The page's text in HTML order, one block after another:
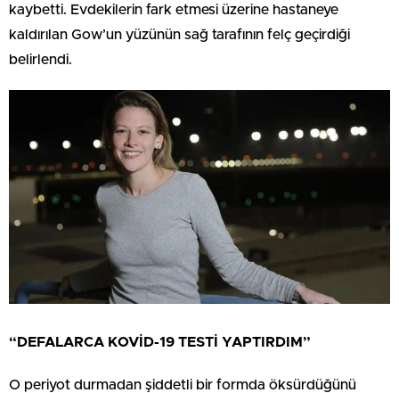
kaybetti. Evdekilerin fark etmesi üzerine hastaneye
kaldırılan Gow’un yüzünün sağ tarafının felç geçirdiği
belirlendi.
“DEFALARCA KOVİD-19 TESTİ YAPTIRDIM”
O periyot durmadan şiddetli bir formda öksürdüğünü